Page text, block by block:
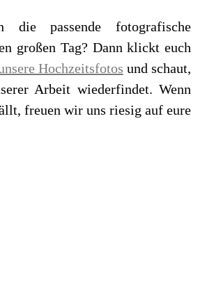
die passende fotografische
großen Tag? Dann klickt euch
Hochzeitsfotos und schaut,
Arbeit wiederfindet. Wenn
freuen wir uns riesig auf eure